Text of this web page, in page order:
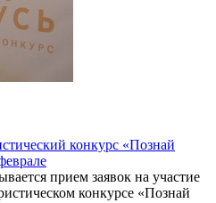
конкурс «Познай
прием заявок на участие
конкурсе «Познай